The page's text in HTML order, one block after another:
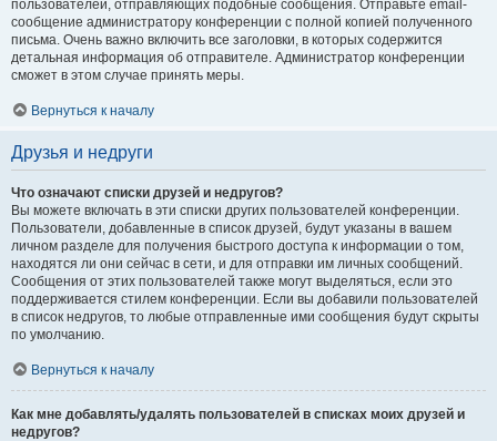
пользователей, отправляющих подобные сообщения. Отправьте email-
сообщение администратору конференции с полной копией полученного
письма. Очень важно включить все заголовки, в которых содержится
детальная информация об отправителе. Администратор конференции
сможет в этом случае принять меры.
Вернуться к началу
Друзья и недруги
Что означают списки друзей и недругов?
Вы можете включать в эти списки других пользователей конференции.
Пользователи, добавленные в список друзей, будут указаны в вашем
личном разделе для получения быстрого доступа к информации о том,
находятся ли они сейчас в сети, и для отправки им личных сообщений.
Сообщения от этих пользователей также могут выделяться, если это
поддерживается стилем конференции. Если вы добавили пользователей
в список недругов, то любые отправленные ими сообщения будут скрыты
по умолчанию.
Вернуться к началу
Как мне добавлять/удалять пользователей в списках моих друзей и
недругов?